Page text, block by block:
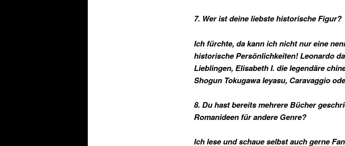
7. Wer ist deine liebste historische Figur?
Ich fürchte, da kann ich nicht nur eine
historische Persönlichkeiten! Leonardo
Lieblingen, Elisabeth I. die legendäre
Shogun Tokugawa Ieyasu, Caravaggio
8. Du hast bereits mehrere Bücher
Romanideen für andere Genre?
Ich lese und schaue selbst auch gerne